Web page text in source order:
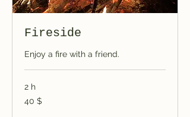
Fireside
Enjoy a fire with a friend.
2 h
40 dollars
canadiens
40 $